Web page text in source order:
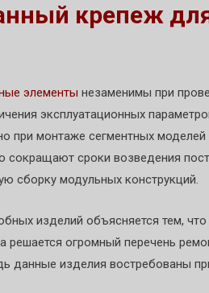
крепеж
элементы незаменимы при
эксплуатационных
при монтаже сегментных
сокращают сроки возведения
сборку модульных конструкций.
изделий объясняется тем,
решается огромный перечень
данные изделия востребованы